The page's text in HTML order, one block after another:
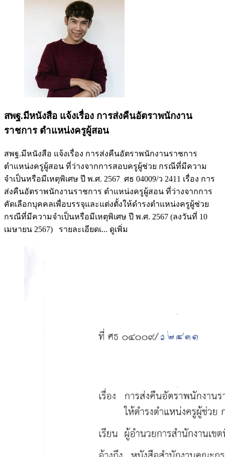
สพฐ.มีหนังสือ แจ้งเรื่อง การส่งคืนอัตราพนักงาน
ราชการ ตำแหน่งครูผู้สอน
สพฐ.มีหนังสือ แจ้งเรื่อง การส่งคืนอัตราพนักงานราชการ
ตำแหน่งครูผู้สอน ที่ว่างจากการสอบครูผู้ช่วย กรณีที่มีความ
จำเป็นหรือมีเหตุพิเศษ ปี พ.ศ. 2567 ศธ 04009/ว 2411 เรื่อง การ
ส่งคืนอัตราพนักงานราชการ ตำแหน่งครูผู้สอน ที่ว่างจากการ
คัดเลือกบุคคลเพื่อบรรจุและแต่งตั้งให้ดำรงตำแหน่งครูผู้ช่วย
กรณีที่มีความจำเป็นหรือมีเหตุพิเศษ ปี พ.ศ. 2567 (ลงวันที่ 10
เมษายน 2567) รายละเอียดเ... ดูเพิ่ม